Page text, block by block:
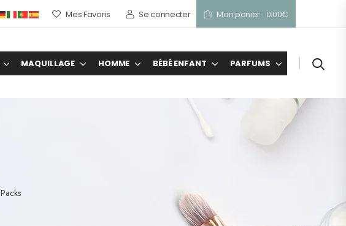
Mes Favoris Se connecter Mon panier 0.00€
MAQUILLAGE HOMME BÉBÉ ENFANT PARFUMS
Packs